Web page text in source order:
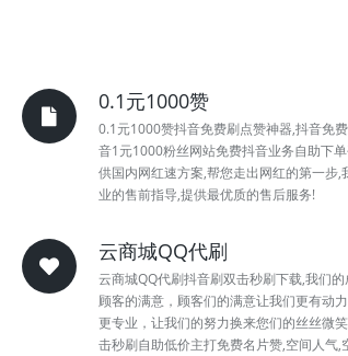
0.1元1000赞
0.1元1000赞抖音免费刷点赞神器,抖音免
音1元1000粉丝网站免费抖音业务自助下
供国内网红速方案,帮您走出网红的第一步,
业的售前指导,提供最优质的售后服务!
云商城QQ代刷
云商城QQ代刷抖音刷双击秒刷下载,我们
顾客的满意，顾客们的满意让我们更有动
更专业，让我们的努力换来您们的丝丝微
击秒刷自助低价主打免费名片赞,空间人气,